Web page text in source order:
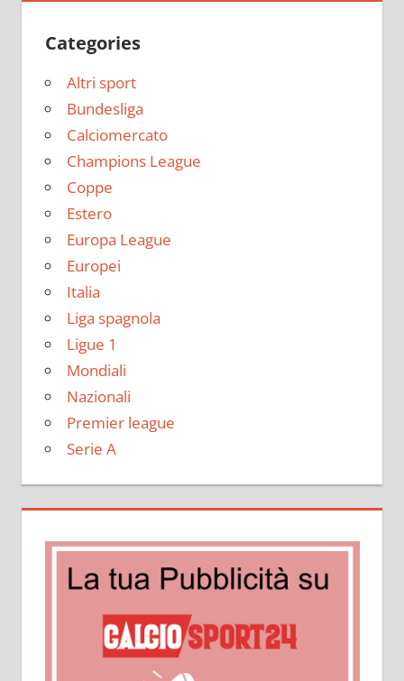
Categories
Altri sport
Bundesliga
Calciomercato
Champions League
Coppe
Estero
Europa League
Europei
Italia
Liga spagnola
Ligue 1
Mondiali
Nazionali
Premier league
Serie A